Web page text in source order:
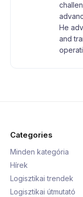
He
and
Categories
Minden kategória
Hírek
Logisztikai trendek
Logisztikai útmutató